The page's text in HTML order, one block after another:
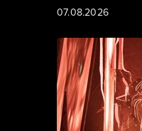
07.08.2026